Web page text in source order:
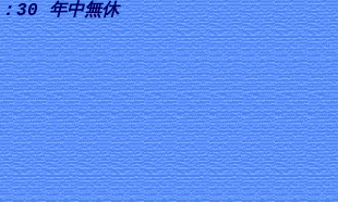
30 年中無休